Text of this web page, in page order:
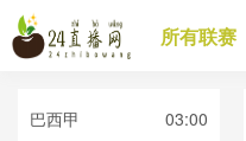
所有联赛
巴西甲 03:00